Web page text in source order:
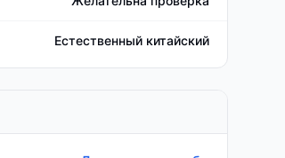
Естественный китайский